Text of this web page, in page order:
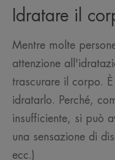
Idratare il
Mentre molte
attenzione
trascurare il corpo.
idratarlo. Perché,
insufficiente, si può
una sensazione di
ecc.)